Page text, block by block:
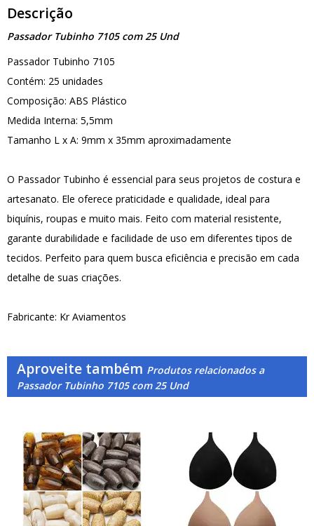
Descrição
Passador Tubinho 7105 com 25 Und
Passador Tubinho 7105
Contém: 25 unidades
Composição: ABS Plástico
Medida Interna: 5,5mm
Tamanho L x A: 9mm x 35mm aproximadamente
O Passador Tubinho é essencial para seus projetos de costura e
artesanato. Ele oferece praticidade e qualidade, ideal para
biquínis, roupas e muito mais. Feito com material resistente,
garante durabilidade e facilidade de uso em diferentes tipos de
tecidos. Perfeito para quem busca eficiência e precisão em cada
detalhe de suas criações.
Fabricante: Kr Aviamentos
Aproveite também Produtos relacionados a
Passador Tubinho 7105 com 25 Und